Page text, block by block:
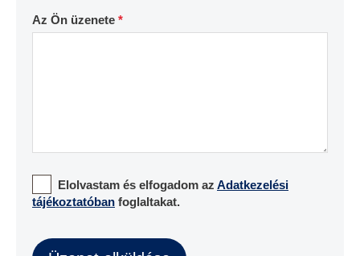
Az Ön üzenete *
Elolvastam és elfogadom az Adatkezelési
tájékoztatóban foglaltakat.